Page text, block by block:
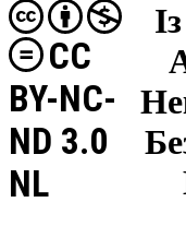
CC
BY-NC-
ND 3.0
NL